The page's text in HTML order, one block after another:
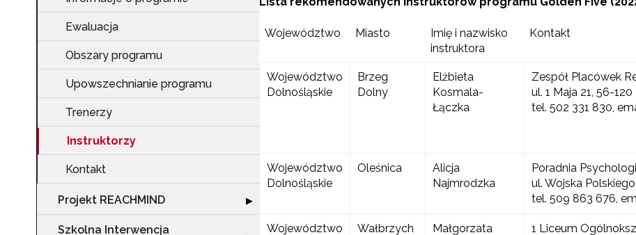
Ewaluacja
Obszary programu
Upowszechnianie programu
Trenerzy
Instruktorzy
Kontakt
Projekt REACHMIND Rozwiń sekcję "Projekt REACHMIND"
▶
Szkolna Interwencja
Województwo Miasto
Imię i nazwisko
instruktora
Kontakt
Województwo
Dolnośląskie
Brzeg
Dolny
Elżbieta
Kosmala-
Łączka
Zespół Placówek
ul. 1 Maja 21, 56-
tel. 502 331 830,
Województwo
Dolnośląskie
Oleśnica
Alicja
Najmrodzka
Poradnia
ul. Wojska
tel. 509 863 676,
Województwo
Wałbrzych
Małgorzata
1 Liceum